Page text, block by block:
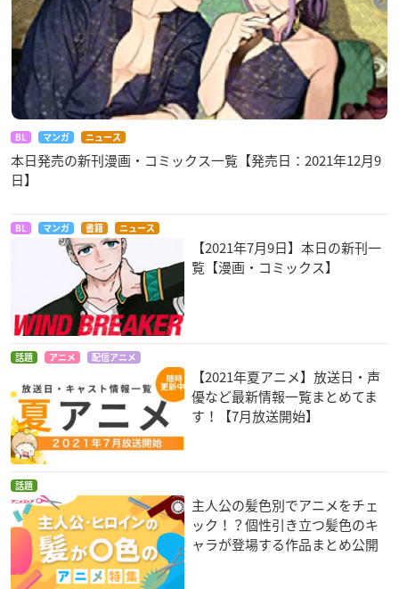
BL マンガ ニュース
本日発売の新刊漫画・コミックス一覧【発売日：2021年12月9
日】
BL マンガ 書籍 ニュース
【2021年7月9日】本日の新刊一
覧【漫画・コミックス】
話題 アニメ 配信アニメ
【2021年夏アニメ】放送日・声
優など最新情報一覧まとめてま
す！【7月放送開始】
話題
主人公の髪色別でアニメをチェ
ック！？個性引き立つ髪色のキ
ャラが登場する作品まとめ公開